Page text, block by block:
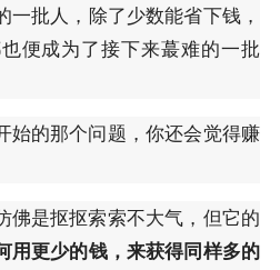
批人，除了少数能省下钱，
便成为了接下来蕞难的一批
始的那个问题，你还会觉得赚
佛是抠抠索索不大气，但它的
用更少的钱，来获得同样多的